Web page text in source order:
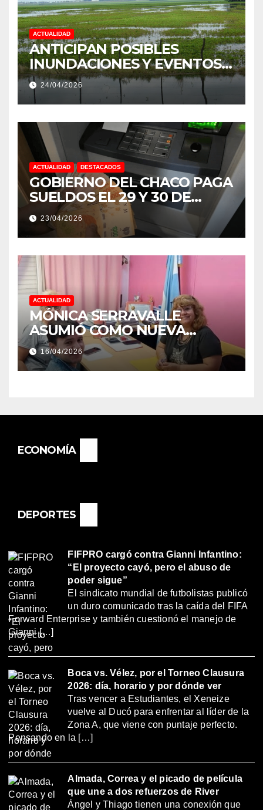
ACTUALIDAD
ANTICIPAN POSIBLES
INUNDACIONES Y EVENTOS
EXTREMOS: “PODRÍA SER UN
NIÑO MUY IMPORTANTE”
24/04/2026
ACTUALIDAD DESTACADOS
GOBIERNO DEL CHACO PAGA
SUELDOS EL 29 Y 30 DE
ABRIL, CON EL 2% DE
AUMENTO
23/04/2026
ACTUALIDAD
MÓNICA SERRAVALLE
ASUMIÓ COMO NUEVA
DIRECTORA DEL E.E.S. N° 82
«RENÉ FAVALORO» DE
BASAIL.
16/04/2026
ECONOMÍA
DEPORTES
FIFPRO cargó contra Gianni Infantino:
“El proyecto cayó, pero el abuso de
poder sigue”
El sindicato mundial de futbolistas publicó
un duro comunicado tras la caída del FIFA
Forward Enterprise y también cuestionó el manejo de
Gianni […]
Boca vs. Vélez, por el Torneo Clausura
2026: día, horario y por dónde ver
Tras vencer a Estudiantes, el Xeneize
vuelve al Ducó para enfrentar al líder de la
Zona A, que viene con puntaje perfecto.
Pensando en la […]
Almada, Correa y el picado de película
que une a dos refuerzos de River
Ángel y Thiago tienen una conexión que